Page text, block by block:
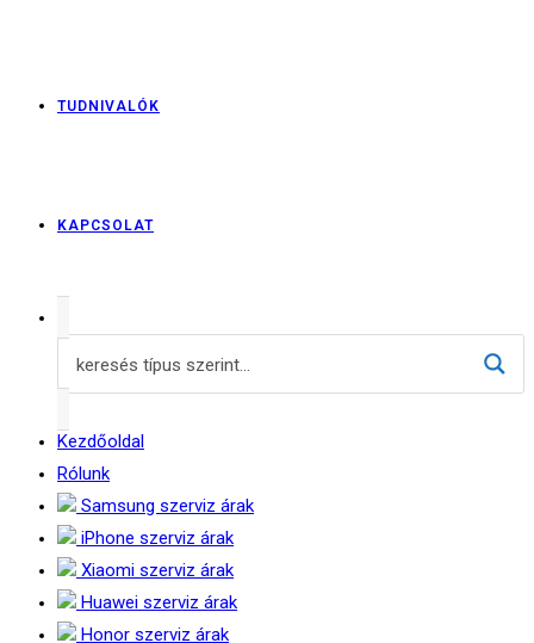
TUDNIVALÓK
KAPCSOLAT
Kezdőoldal
Rólunk
Samsung szerviz árak
iPhone szerviz árak
Xiaomi szerviz árak
Huawei szerviz árak
Honor szerviz árak